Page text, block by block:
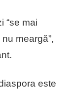
“se mai
meargă”,
este